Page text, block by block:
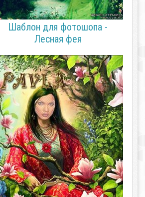
Шаблон для фотошопа -
Лесная фея